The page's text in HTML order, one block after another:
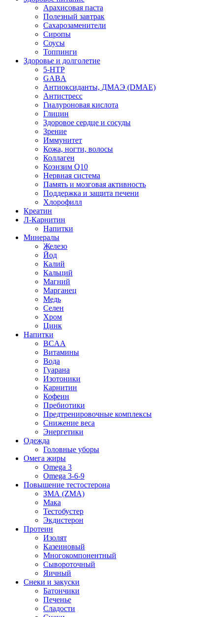
Арахисовая паста
Полезный завтрак
Сахарозаменители
Сиропы
Соусы
Топпинги
Здоровье и долголетие
5-HTP
GABA
Антиоксиданты, ДМАЭ (DMAE)
Антистресс
Гиалуроновая кислота
Глицин
Здоровое сердце и сосуды
Зрение
Иммунитет
Кожа, ногти, волосы
Коллаген
Коэнзим Q10
Нервная система
Память и мозговая активность
Поддержка и защита печени
Хлорофилл
Креатин
Л-Карнитин
Напитки
Минералы
Железо
Йод
Калий
Кальций
Магний
Марганец
Медь
Селен
Хром
Цинк
Напитки
BCAA
Витамины
Вода
Гуарана
Изотоники
Карнитин
Кофеин
Пребиотики
Предтренировочные комплексы
Снижение веса
Энергетики
Одежда
Головные уборы
Омега жиры
Omega 3
Omega 3-6-9
Повышение тестостерона
ЗМА (ZMA)
Мака
Тестобустер
Экдистерон
Протеин
Изолят
Казеиновый
Многокомпонентный
Сывороточный
Яичный
Снеки и закуски
Батончики
Печенье
Сладости